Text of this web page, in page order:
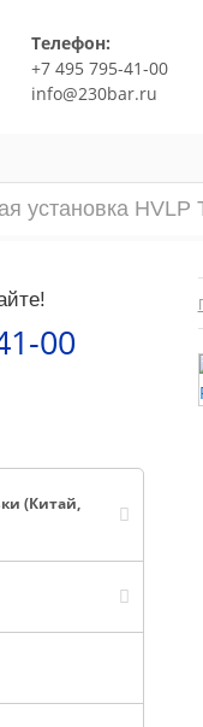
Телефон:
+7 495 795-41-00
info@230bar.ru
установка
00
(Китай,